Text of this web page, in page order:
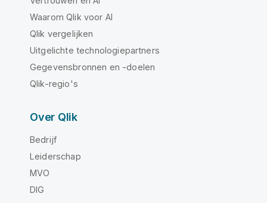
Waarom Qlik voor AI
Qlik vergelijken
Uitgelichte technologiepartners
Gegevensbronnen en -doelen
Qlik-regio's
Over Qlik
Bedrijf
Leiderschap
MVO
DIG